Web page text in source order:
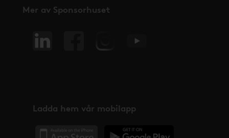
Mer av Sponsorhuset
Ladda hem vår mobilapp